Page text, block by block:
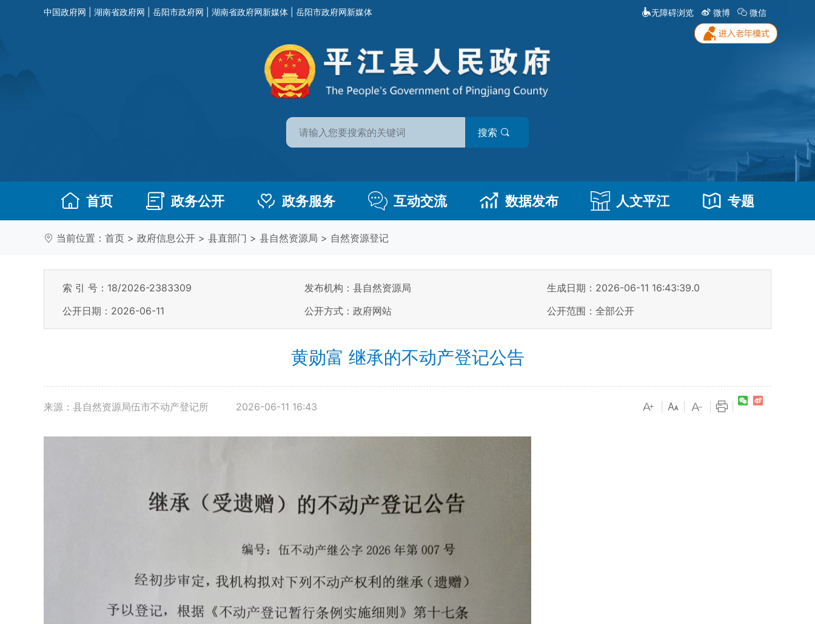
中国政府网 湖南省政府网 岳阳市政府网 湖南省政府网新媒体 岳阳市政府网新媒体 无障碍浏览 微博 微信
搜索
首页 政务公开 政务服务 互动交流 数据发布 人文平江 专题
当前位置： 首页 > 政府信息公开 > 县直部门 > 县自然资源局 > 自然资源登记
索 引 号：18/2026-2383309 发布机构：县自然资源局
生成日期：2026-06-11 16:43:39.0
公开日期：2026-06-11
公开方式：政府网站 公开范围：全部公开
黄勋富 继承的不动产登记公告
来源：县自然资源局伍市不动产登记所 2026-06-11 16:43